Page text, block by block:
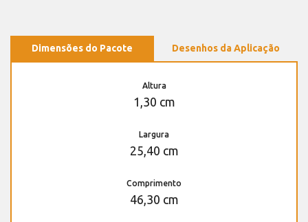
Dimensões do Pacote Desenhos da Aplicação
Altura
1,30 cm
Largura
25,40 cm
Comprimento
46,30 cm